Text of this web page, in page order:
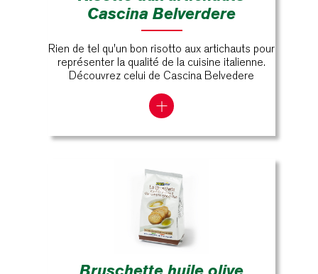
Cascina Belverdere
Rien de tel qu'un bon risotto aux artichauts pour
représenter la qualité de la cuisine italienne.
Découvrez celui de Cascina Belvedere